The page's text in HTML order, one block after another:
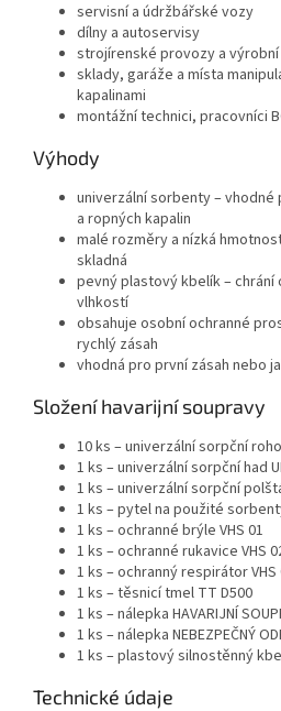
servisní a údržbářské vozy
dílny a autoservisy
strojírenské provozy a výrobní
sklady, garáže a místa
kapalinami
montážní technici, pracovníci
Výhody
univerzální sorbenty –
a ropných kapalin
malé rozměry a nízká
skladná
pevný plastový kbelík –
vlhkostí
obsahuje osobní ochranné
rychlý zásah
vhodná pro první zásah nebo
Složení havarijní soupravy
10 ks – univerzální sorpční
1 ks – univerzální sorpční had
1 ks – univerzální sorpční
1 ks – pytel na použité
1 ks – ochranné brýle VHS 01
1 ks – ochranné rukavice VHS
1 ks – ochranný respirátor VHS
1 ks – těsnicí tmel TT D500
1 ks – nálepka HAVARIJNÍ
1 ks – nálepka NEBEZPEČNÝ
1 ks – plastový silnostěnný
Technické údaje